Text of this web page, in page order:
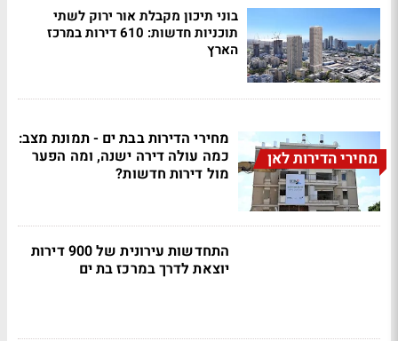
בוני תיכון מקבלת אור ירוק לשתי
תוכניות חדשות: 610 דירות במרכז
הארץ
מחירי הדירות לאן
מחירי הדירות בבת ים - תמונת מצב:
כמה עולה דירה ישנה, ומה הפער
מול דירות חדשות?
התחדשות עירונית של 900 דירות
יוצאת לדרך במרכז בת ים